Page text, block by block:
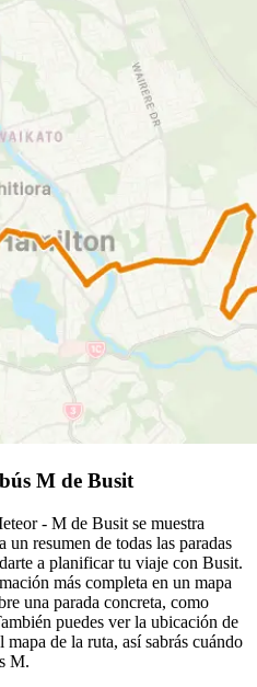
M de Busit
- M de Busit se muestra
resumen de todas las paradas
a planificar tu viaje con Busit.
más completa en un mapa
una parada concreta, como
puedes ver la ubicación de
de la ruta, así sabrás cuándo
M.